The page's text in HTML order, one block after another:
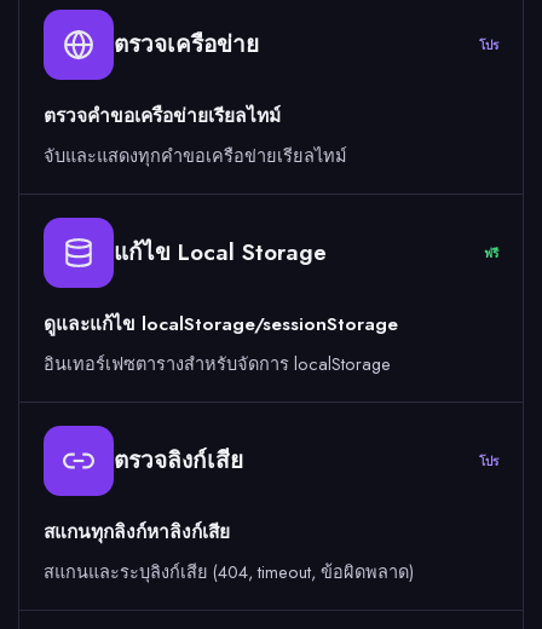
ตรวจเครือข่าย โปร
ตรวจคำขอเครือข่ายเรียลไทม์
จับและแสดงทุกคำขอเครือข่ายเรียลไทม์
แก้ไข Local Storage ฟรี
ดูและแก้ไข localStorage/sessionStorage
อินเทอร์เฟซตารางสำหรับจัดการ localStorage
ตรวจลิงก์เสีย โปร
สแกนทุกลิงก์หาลิงก์เสีย
สแกนและระบุลิงก์เสีย (404, timeout, ข้อผิดพลาด)